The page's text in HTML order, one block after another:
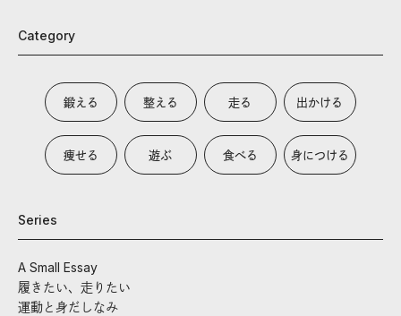
Category
鍛える 整える 走る 出かける
痩せる 遊ぶ 食べる 身につける
Series
A Small Essay
履きたい、走りたい
運動と身だしなみ